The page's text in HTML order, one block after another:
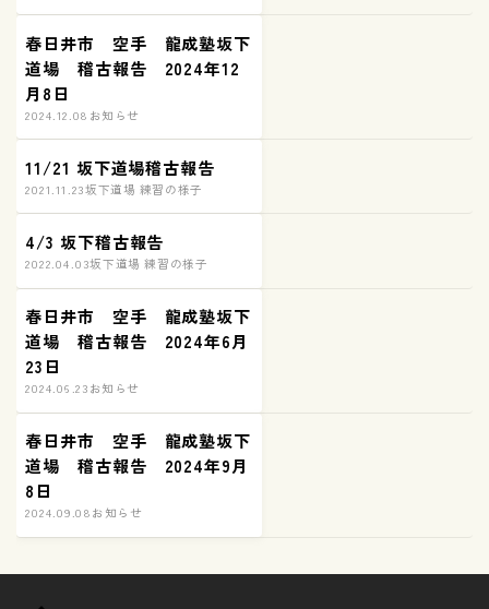
春日井市 空手 龍成塾坂下
道場 稽古報告 2024年12
月8日
2024.12.08 お知らせ
11/21 坂下道場稽古報告
2021.11.23坂下道場 練習の様子
4/3 坂下稽古報告
2022.04.03坂下道場 練習の様子
春日井市 空手 龍成塾坂下
道場 稽古報告 2024年6月
23日
2024.06.23お知らせ
春日井市 空手 龍成塾坂下
道場 稽古報告 2024年9月
8日
2024.09.08お知らせ